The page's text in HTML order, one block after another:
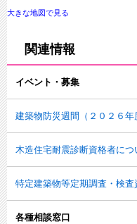
大きな地図で見る
関連情報
イベント・募集
建築物防災週間（２０２６
木造住宅耐震診断資格者につ
特定建築物等定期調査・検
各種相談窓口